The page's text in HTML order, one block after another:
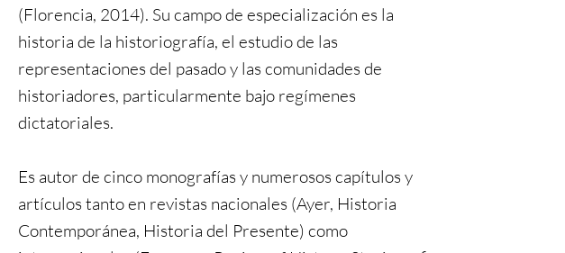
(Florencia, 2014). Su campo de especialización es la
historia de la historiografía, el estudio de las
representaciones del pasado y las comunidades de
historiadores, particularmente bajo regímenes
dictatoriales.
Es autor de cinco monografías y numerosos capítulos y
artículos tanto en revistas nacionales (Ayer, Historia
Contemporánea, Historia del Presente) como